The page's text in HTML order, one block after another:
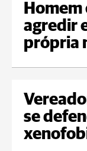
agredir
própria
se